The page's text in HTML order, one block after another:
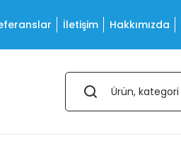
İletişim Hakkımızda